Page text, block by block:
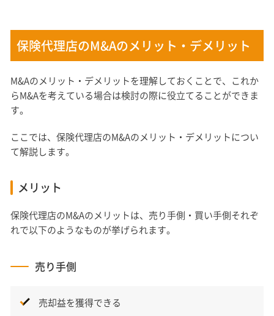
保険代理店のM&Aのメリット・デメリット
M&Aのメリット・デメリットを理解しておくことで、これか
らM&Aを考えている場合は検討の際に役立てることができま
す。
ここでは、保険代理店のM&Aのメリット・デメリットについ
て解説します。
メリット
保険代理店のM&Aのメリットは、売り手側・買い手側それぞ
れで以下のようなものが挙げられます。
売り手側
売却益を獲得できる